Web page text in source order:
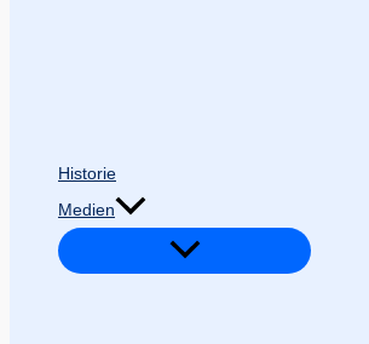
Historie
Medien